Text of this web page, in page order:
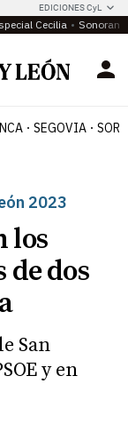
EDICIONES CyL
Cecilia
SEGOVIA
2023
los
de dos
San
y en